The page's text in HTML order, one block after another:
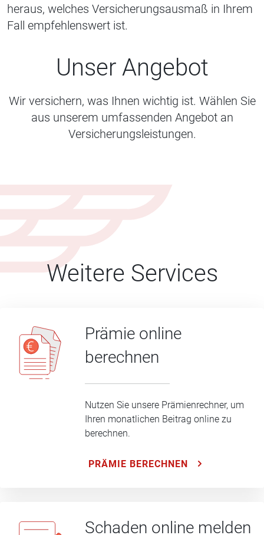
heraus, welches Versicherungsausmaß in Ihrem
Fall empfehlenswert ist.
Unser Angebot
Wir versichern, was Ihnen wichtig ist. Wählen Sie
aus unserem umfassenden Angebot an
Versicherungsleistungen.
Weitere Services
Prämie online
berechnen
Nutzen Sie unsere Prämienrechner, um
Ihren monatlichen Beitrag online zu
berechnen.
PRÄMIE BERECHNEN
Schaden online melden